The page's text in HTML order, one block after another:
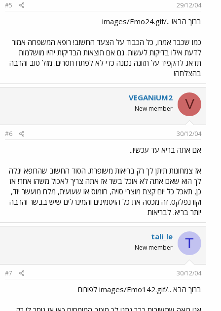
29/12/04
#5
ברוך הבא! ../images/Emo24.gif
כמו שכבר אמרו, כל הכבוד על הצעד החשוב! רופא המשפחה אמור
לדעת אילו בדיקות לעשות. גם אם תוצאות הבדיקות יהיו מושלמות
תדאג להקפיד על תזונה נכונה כדי לא לפתח חסרים. מזל טוב והרבה
בהצלחה!
V
VEGANiUM2
New member
30/12/04
#6
אם אתה בריא עד עכשיו..
אז צמחונות תיתן לך רק בריאות משופרת. הסוד החשוב שהרופא יגלה
לך הוא שאם אתה לא אוכל בשר אז אתה צריך לאכול משהו אחר! אז
כן, תאכל כל יום קצת מוצרי סויה, חומוס או שעועית, מלח מועשר יוד,
וקורנפלקס. זה מכסה את כל הויטמינים והמינרלים שיש בבשר והרבה
יותר בריא. לבריאות
T
tali_le
New member
30/12/04
#7
ברוך הבא ../images/Emo142.gif לפורום